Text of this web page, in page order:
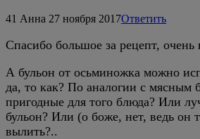
41 Анна 27 ноября 2017Ответить
Спасибо большое за рецепт, очень
А бульон от осьминожка можно
да, то как? По аналогии с мясным
пригодные для того блюда? Или
бульон? Или (о боже, нет, ведь он
вылить?..